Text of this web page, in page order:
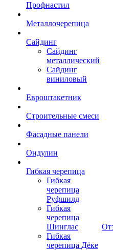
Профнастил
Металлочерепица
Сайдинг
Сайдинг
металлический
Сайдинг
виниловый
Евроштакетник
Строительные смеси
Фасадные панели
Ондулин
Гибкая черепица
Гибкая
черепица
Руфшилд
Гибкая
черепица
Шинглас
Гибкая
черепица Дёке